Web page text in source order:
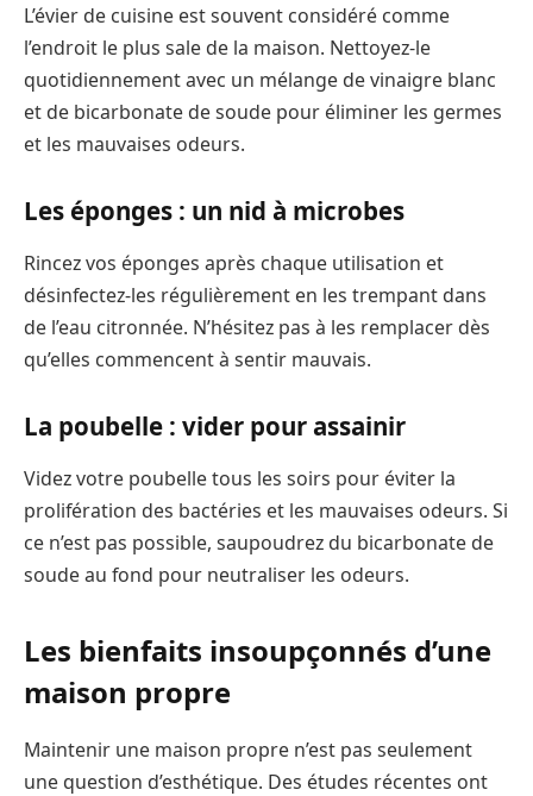
L’évier de cuisine est souvent considéré comme
l’endroit le plus sale de la maison. Nettoyez-le
quotidiennement avec un mélange de vinaigre blanc
et de bicarbonate de soude pour éliminer les germes
et les mauvaises odeurs.
Les éponges : un nid à microbes
Rincez vos éponges après chaque utilisation et
désinfectez-les régulièrement en les trempant dans
de l’eau citronnée. N’hésitez pas à les remplacer dès
qu’elles commencent à sentir mauvais.
La poubelle : vider pour assainir
Videz votre poubelle tous les soirs pour éviter la
prolifération des bactéries et les mauvaises odeurs. Si
ce n’est pas possible, saupoudrez du bicarbonate de
soude au fond pour neutraliser les odeurs.
Les bienfaits insoupçonnés d’une
maison propre
Maintenir une maison propre n’est pas seulement
une question d’esthétique. Des études récentes ont